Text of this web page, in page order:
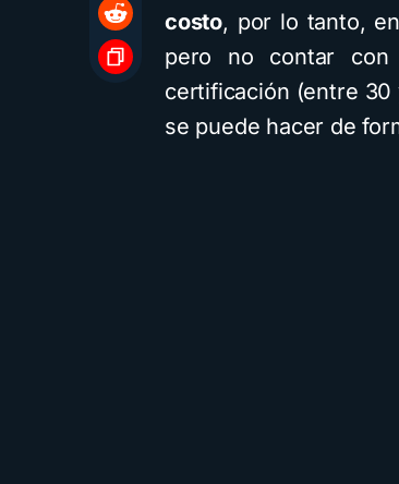
costo, por lo tanto,
pero no contar
certificación (entre
se puede hacer de